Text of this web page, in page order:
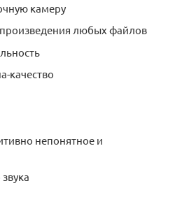
камеру
любых файлов
качество
непонятное и